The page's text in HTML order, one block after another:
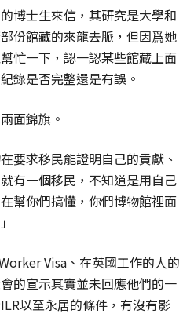
博士生來信，其研究是大學和
份館藏的來龍去脈，但因爲她
忙一下，認一認某些館藏上面
錄是否完整還是有誤。
面錦旗。
要求移民能證明自己的貢獻、
有一個移民，不知道是用自己
幫你們搞懂，你們博物館裡面
Visa、在英國工作的人的
的宣示其實並未回應他們的一
以至永居的條件，有沒有影